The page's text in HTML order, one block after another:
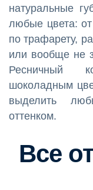
натуральные
любые цвета: от
по трафарету,
или вообще не
Ресничный
шоколадным
выделить
оттенком.
Все